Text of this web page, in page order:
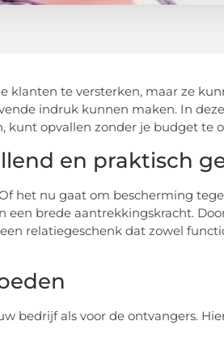
te versterken, maar ze
indruk kunnen maken. In
kunt opvallen zonder je budget te
en praktisch
het nu gaat om bescherming
een brede aantrekkingskracht.
relatiegeschenk dat zowel
bedrijf als voor de ontvangers.